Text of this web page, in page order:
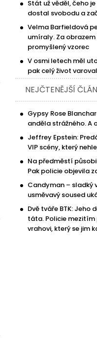
Stát už věděl, čeho
dostal svobodu a
Velma Barfieldová
umíraly. Za
promyšlený vzorec
V osmi letech měl
pak celý život
NEJČTENĚJŠÍ
Gypsy Rose
anděla strážného. A
Jeffrey Epstein:
VIP scény, který
Na předměstí
Pak policie objevila
Candyman – sladký
usměvavý soused
Dvě tváře BTK: Jeho
táta. Policie
vrahovi, který se jim